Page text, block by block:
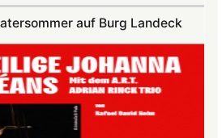
auf Burg Landeck